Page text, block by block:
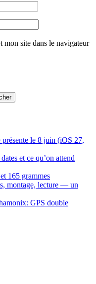
mon site dans le navigateur
le 8 juin (iOS 27,
et ce qu’on attend
165 grammes
montage, lecture — un
GPS double